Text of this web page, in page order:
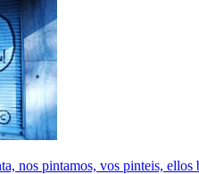
nos pintamos, vos pinteis, ellos